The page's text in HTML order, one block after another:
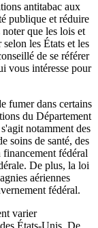
antitabac aux
publique et réduire
que les lois et
les États et les
de se référer
vous intéresse pour
fumer dans certains
du Département
notamment des
soins de santé, des
fédéral
De plus, la loi
aériennes
fédéral.
varier